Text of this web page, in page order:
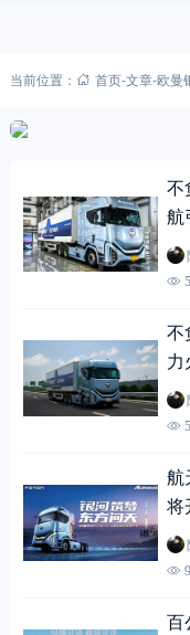
当前位置： 首页-文章-欧曼
不
航
不
力
航
将
百